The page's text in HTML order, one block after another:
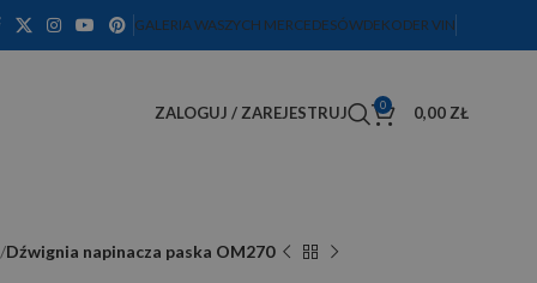
GALERIA WASZYCH MERCEDESÓWDEKODER VIN
ZALOGUJ / ZAREJESTRUJ 0 0,00 ZŁ
Dźwignia napinacza paska OM270